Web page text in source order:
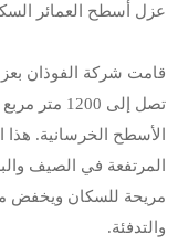
عزل أسطح العمائر
قامت شركة الفوذان
تصل إلى
الأسطح الخرسانية.
المرتفعة في الصيف
مريحة للسكان ويخفض
والتدفئة.